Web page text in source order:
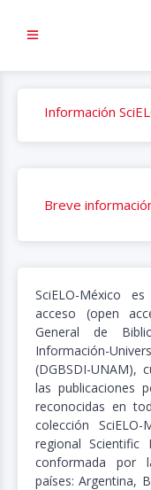
Información
Breve
SciELO-México
acceso (open
General de
Información-
(DGBSDI-UNAM),
las publicaciones
reconocidas en
colección
regional Scientific
conformada por
países: Argentina,